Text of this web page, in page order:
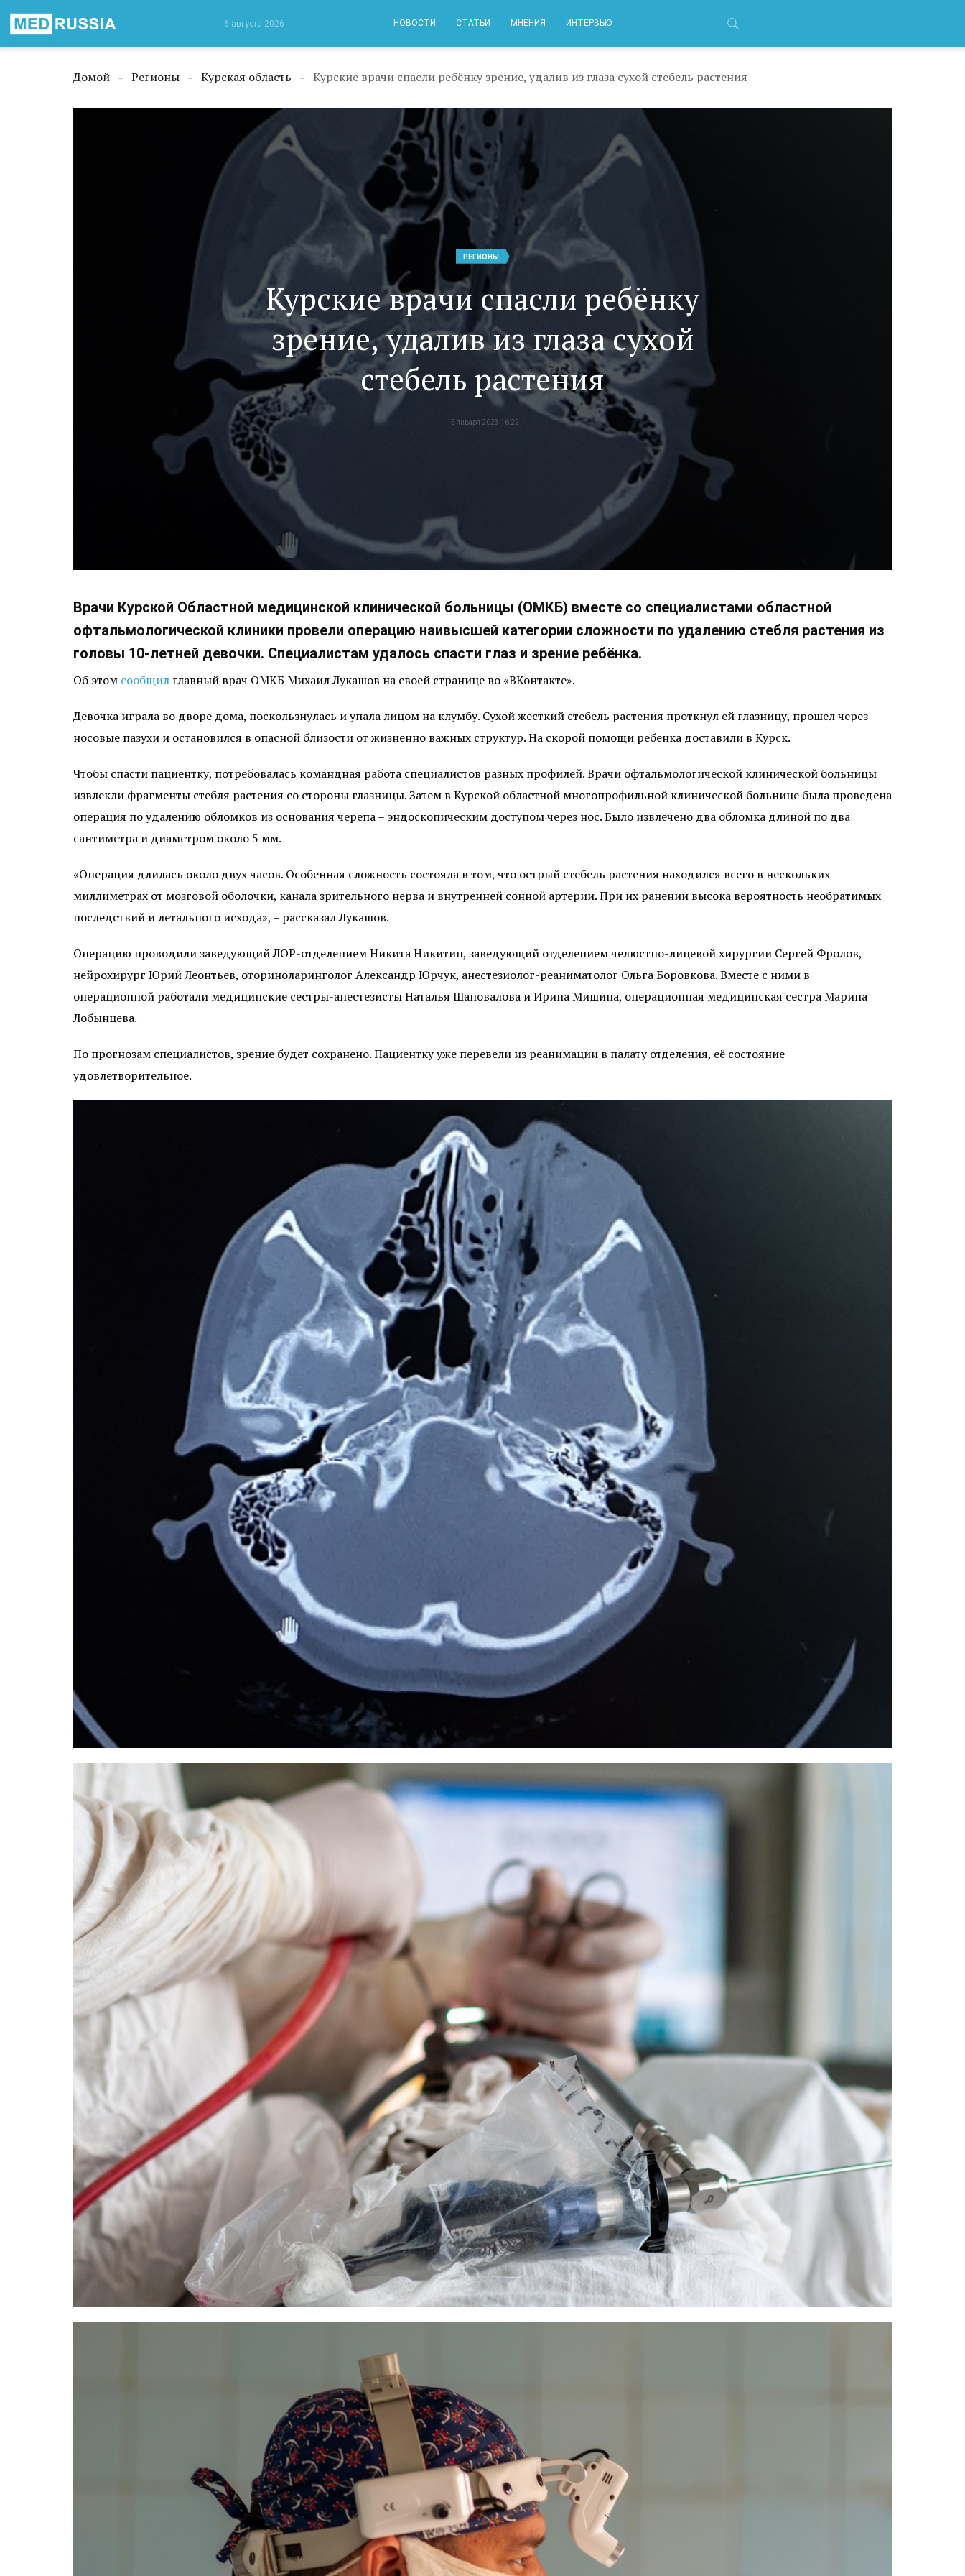
6 августа 2026 НОВОСТИ СТАТЬИ МНЕНИЯ ИНТЕРВЬЮ
Домой → Регионы → Курская область → Курские врачи спасли ребёнку зрение, удалив из глаза сухой стебель растения
РЕГИОНЫ
Курские врачи спасли ребёнку
зрение, удалив из глаза сухой
стебель растения
15 января 2023 16:22
Врачи Курской Областной медицинской клинической больницы (ОМКБ) вместе со специалистами областной
офтальмологической клиники провели операцию наивысшей категории сложности по удалению стебля растения из
головы 10-летней девочки. Специалистам удалось спасти глаз и зрение ребёнка.
Об этом сообщил главный врач ОМКБ Михаил Лукашов на своей странице во «ВКонтакте».
Девочка играла во дворе дома, поскользнулась и упала лицом на клумбу. Сухой жесткий стебель растения проткнул ей глазницу, прошел через
носовые пазухи и остановился в опасной близости от жизненно важных структур. На скорой помощи ребенка доставили в Курск.
Чтобы спасти пациентку, потребовалась командная работа специалистов разных профилей. Врачи офтальмологической клинической больницы
извлекли фрагменты стебля растения со стороны глазницы. Затем в Курской областной многопрофильной клинической больнице была проведена
операция по удалению обломков из основания черепа – эндоскопическим доступом через нос. Было извлечено два обломка длиной по два
сантиметра и диаметром около 5 мм.
«Операция длилась около двух часов. Особенная сложность состояла в том, что острый стебель растения находился всего в нескольких
миллиметрах от мозговой оболочки, канала зрительного нерва и внутренней сонной артерии. При их ранении высока вероятность необратимых
последствий и летального исхода», – рассказал Лукашов.
Операцию проводили заведующий ЛОР-отделением Никита Никитин, заведующий отделением челюстно-лицевой хирургии Сергей Фролов,
нейрохирург Юрий Леонтьев, оториноларинголог Александр Юрчук, анестезиолог-реаниматолог Ольга Боровкова. Вместе с ними в
операционной работали медицинские сестры-анестезисты Наталья Шаповалова и Ирина Мишина, операционная медицинская сестра Марина
Лобынцева.
По прогнозам специалистов, зрение будет сохранено. Пациентку уже перевели из реанимации в палату отделения, её состояние
удовлетворительное.